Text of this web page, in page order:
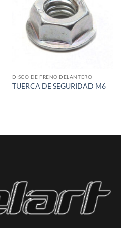
DISCO DE FRENO DELANTERO
TUERCA DE SEGURIDAD M6